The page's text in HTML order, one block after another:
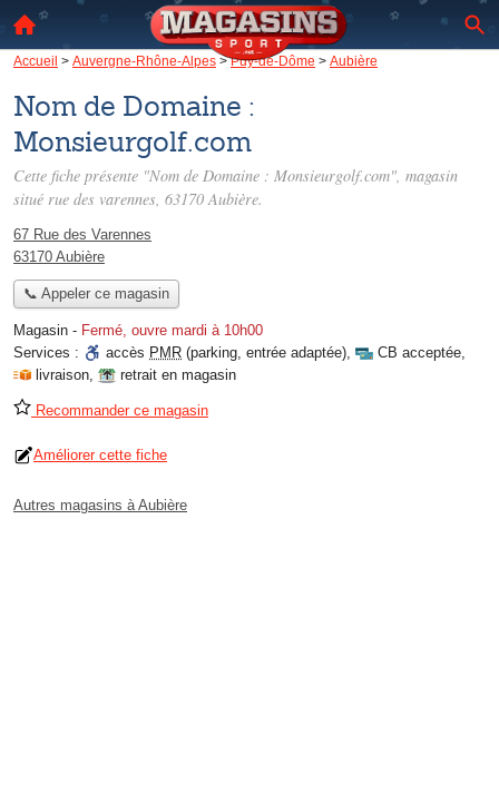
Accueil > Auvergne-Rhône-Alpes >Puy-de-Dôme > Aubière
Nom de Domaine :
Monsieurgolf.com
Cette fiche présente "Nom de Domaine : Monsieurgolf.com", magasin
situé rue des varennes, 63170 Aubière.
67 Rue des Varennes
63170 Aubière
📞 Appeler ce magasin
Magasin - Fermé, ouvre mardi à 10h00
Services :
accès PMR (parking, entrée adaptée), CB acceptée,
livraison, retrait en magasin
Recommander ce magasin
Améliorer cette fiche
Autres magasins à Aubière